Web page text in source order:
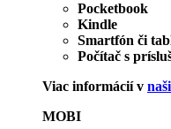
Pocketbook
Kindle
Smartfón či
Počítač s
Viac informácií v
MOBI